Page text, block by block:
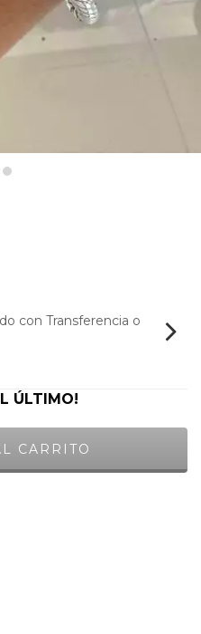
con Transferencia o
ÚLTIMO!